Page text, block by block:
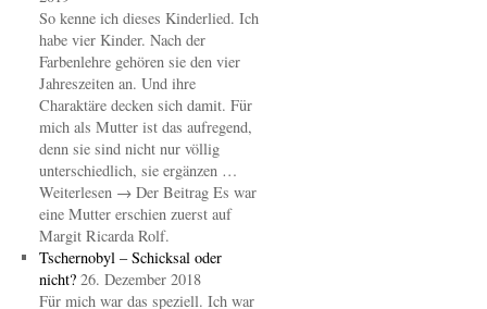
So kenne ich dieses Kinderlied. Ich
habe vier Kinder. Nach der
Farbenlehre gehören sie den vier
Jahreszeiten an. Und ihre
Charaktäre decken sich damit. Für
mich als Mutter ist das aufregend,
denn sie sind nicht nur völlig
unterschiedlich, sie ergänzen …
Weiterlesen → Der Beitrag Es war
eine Mutter erschien zuerst auf
Margit Ricarda Rolf.
Tschernobyl – Schicksal oder
nicht? 26. Dezember 2018
Für mich war das speziell. Ich war